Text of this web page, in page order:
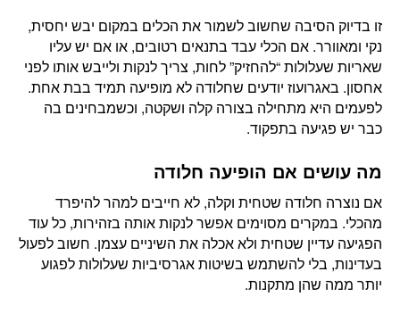
זו בדיוק הסיבה שחשוב לשמור את הכלים במקום יבש יחסית,
נקי ומאוורר. אם הכלי עבד בתנאים רטובים, או אם יש עליו
שאריות שעלולות “להחזיק” לחות, צריך לנקות ולייבש אותו לפני
אחסון. באגרועוז יודעים שחלודה לא מופיעה תמיד בבת אחת.
לפעמים היא מתחילה בצורה קלה ושקטה, וכשמבחינים בה
כבר יש פגיעה בתפקוד.
מה עושים אם הופיעה חלודה
אם נוצרה חלודה שטחית וקלה, לא חייבים למהר להיפרד
מהכלי. במקרים מסוימים אפשר לנקות אותה בזהירות, כל עוד
הפגיעה עדיין שטחית ולא אכלה את השיניים עצמן. חשוב לפעול
בעדינות, בלי להשתמש בשיטות אגרסיביות שעלולות לפגוע
יותר ממה שהן מתקנות.